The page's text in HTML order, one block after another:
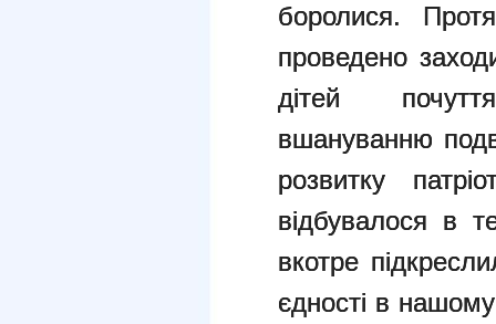
боролися.
проведено
дітей
вшануванню
розвитку
відбувалося в
вкотре
єдності в нашому